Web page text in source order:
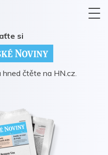
si
čtěte na HN.cz.